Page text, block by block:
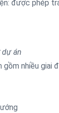
được phép
dự án
nhiều giai